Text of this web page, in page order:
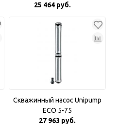
25 464 руб.
Скважинный насос Unipump
ECO 5-75
27 963 руб.